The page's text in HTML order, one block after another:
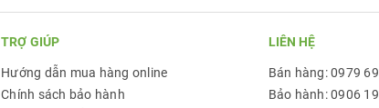
TRỢ GIÚP
Hướng dẫn mua hàng online
Chính sách bảo hành
LIÊN HỆ
Bán hàng: 0979
Bảo hành: 0906